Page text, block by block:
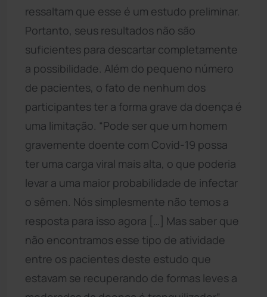
ressaltam que esse é um estudo preliminar.
Portanto, seus resultados não são
suficientes para descartar completamente
a possibilidade. Além do pequeno número
de pacientes, o fato de nenhum dos
participantes ter a forma grave da doença é
uma limitação. “Pode ser que um homem
gravemente doente com Covid-19 possa
ter uma carga viral mais alta, o que poderia
levar a uma maior probabilidade de infectar
o sêmen. Nós simplesmente não temos a
resposta para isso agora […] Mas saber que
não encontramos esse tipo de atividade
entre os pacientes deste estudo que
estavam se recuperando de formas leves a